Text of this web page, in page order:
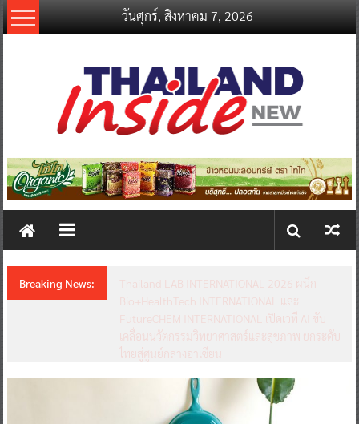
Skip
to
วันศุกร์, สิงหาคม 7, 2026
thailandinsidenew.com
Thailand
New
Breaking News:
Thailand LAB INTERNATIONAL 2026 ผนึก
Bio+HealthTech INTERNATIONAL และ
FutureCHEM INTERNATIONAL เปิดเวที AI ขับ
เคลื่อนนวัตกรรมวิทยาศาสตร์และสุขภาพ ยกระดับ
ไทยสู่ศูนย์กลางอาเซียน